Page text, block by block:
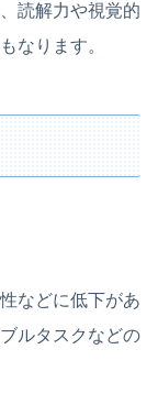
読解力や視覚的
なります。
などに低下があ
ルタスクなどの